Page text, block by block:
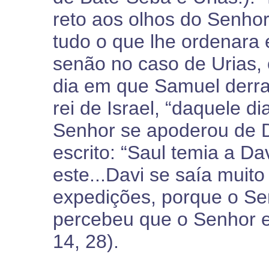
reto aos olhos do
tudo o que lhe ordenara
senão no caso de
dia em que Samuel
rei de Israel, “daquele
Senhor se apoderou de
escrito: “Saul temia a
este...Davi se saía
expedições, porque o
percebeu que o Senhor
14, 28).